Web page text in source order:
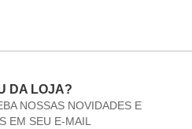
DA LOJA?
NOSSAS NOVIDADES E
EM SEU E-MAIL